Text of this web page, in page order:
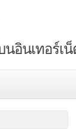
อินเทอร์เ